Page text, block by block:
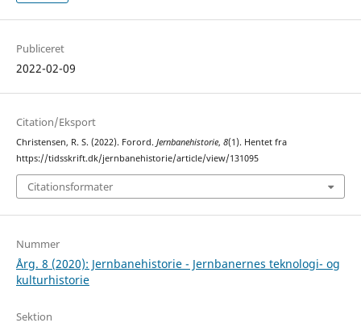
Publiceret
2022-02-09
Citation/Eksport
Christensen, R. S. (2022). Forord. Jernbanehistorie, 8(1). Hentet fra
https://tidsskrift.dk/jernbanehistorie/article/view/131095
Citationsformater
Nummer
Årg. 8 (2020): Jernbanehistorie - Jernbanernes teknologi- og
kulturhistorie
Sektion